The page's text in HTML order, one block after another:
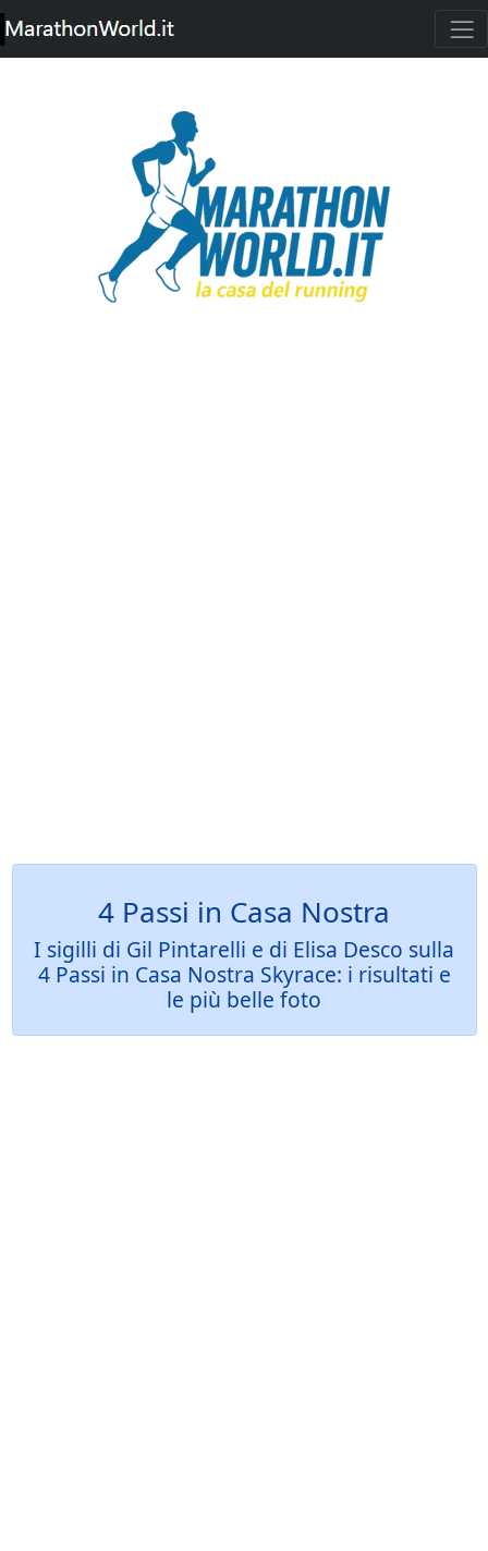
4 Passi in Casa Nostra
I sigilli di Gil Pintarelli e di Elisa Desco sulla
4 Passi in Casa Nostra Skyrace: i risultati e
le più belle foto